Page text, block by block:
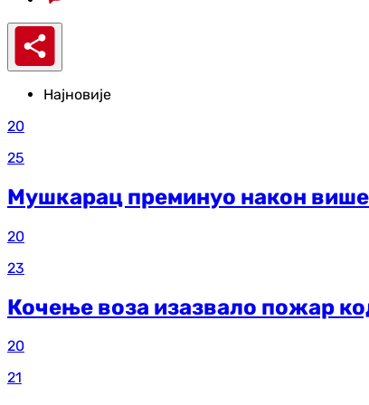
Најновије
20
25
Мушкарац преминуо након
20
23
Кочење воза изазвало пожар
20
21